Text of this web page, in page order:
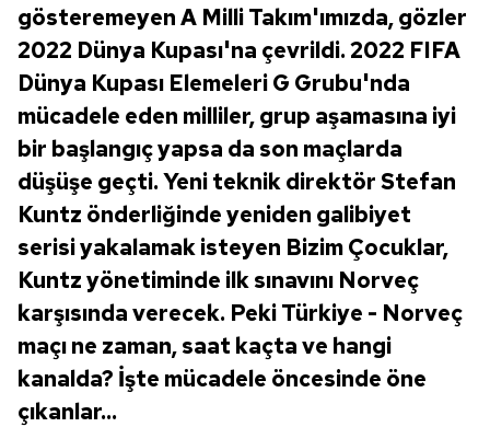
gösteremeyen A Milli Takım'ımızda, gözler
2022 Dünya Kupası'na çevrildi. 2022 FIFA
Dünya Kupası Elemeleri G Grubu'nda
mücadele eden milliler, grup aşamasına iyi
bir başlangıç yapsa da son maçlarda
düşüşe geçti. Yeni teknik direktör Stefan
Kuntz önderliğinde yeniden galibiyet
serisi yakalamak isteyen Bizim Çocuklar,
Kuntz yönetiminde ilk sınavını Norveç
karşısında verecek. Peki Türkiye - Norveç
maçı ne zaman, saat kaçta ve hangi
kanalda? İşte mücadele öncesinde öne
çıkanlar...